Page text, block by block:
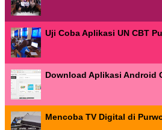
Uji Coba Aplikasi UN CBT
Download Aplikasi Android
Mencoba TV Digital di